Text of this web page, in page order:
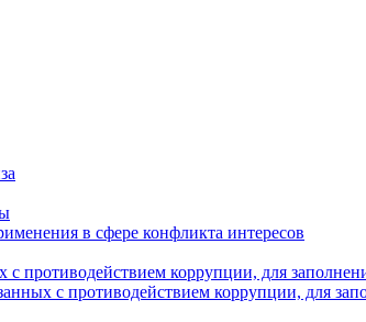
в сфере конфликта интересов
противодействием коррупции, для
с противодействием коррупции, для